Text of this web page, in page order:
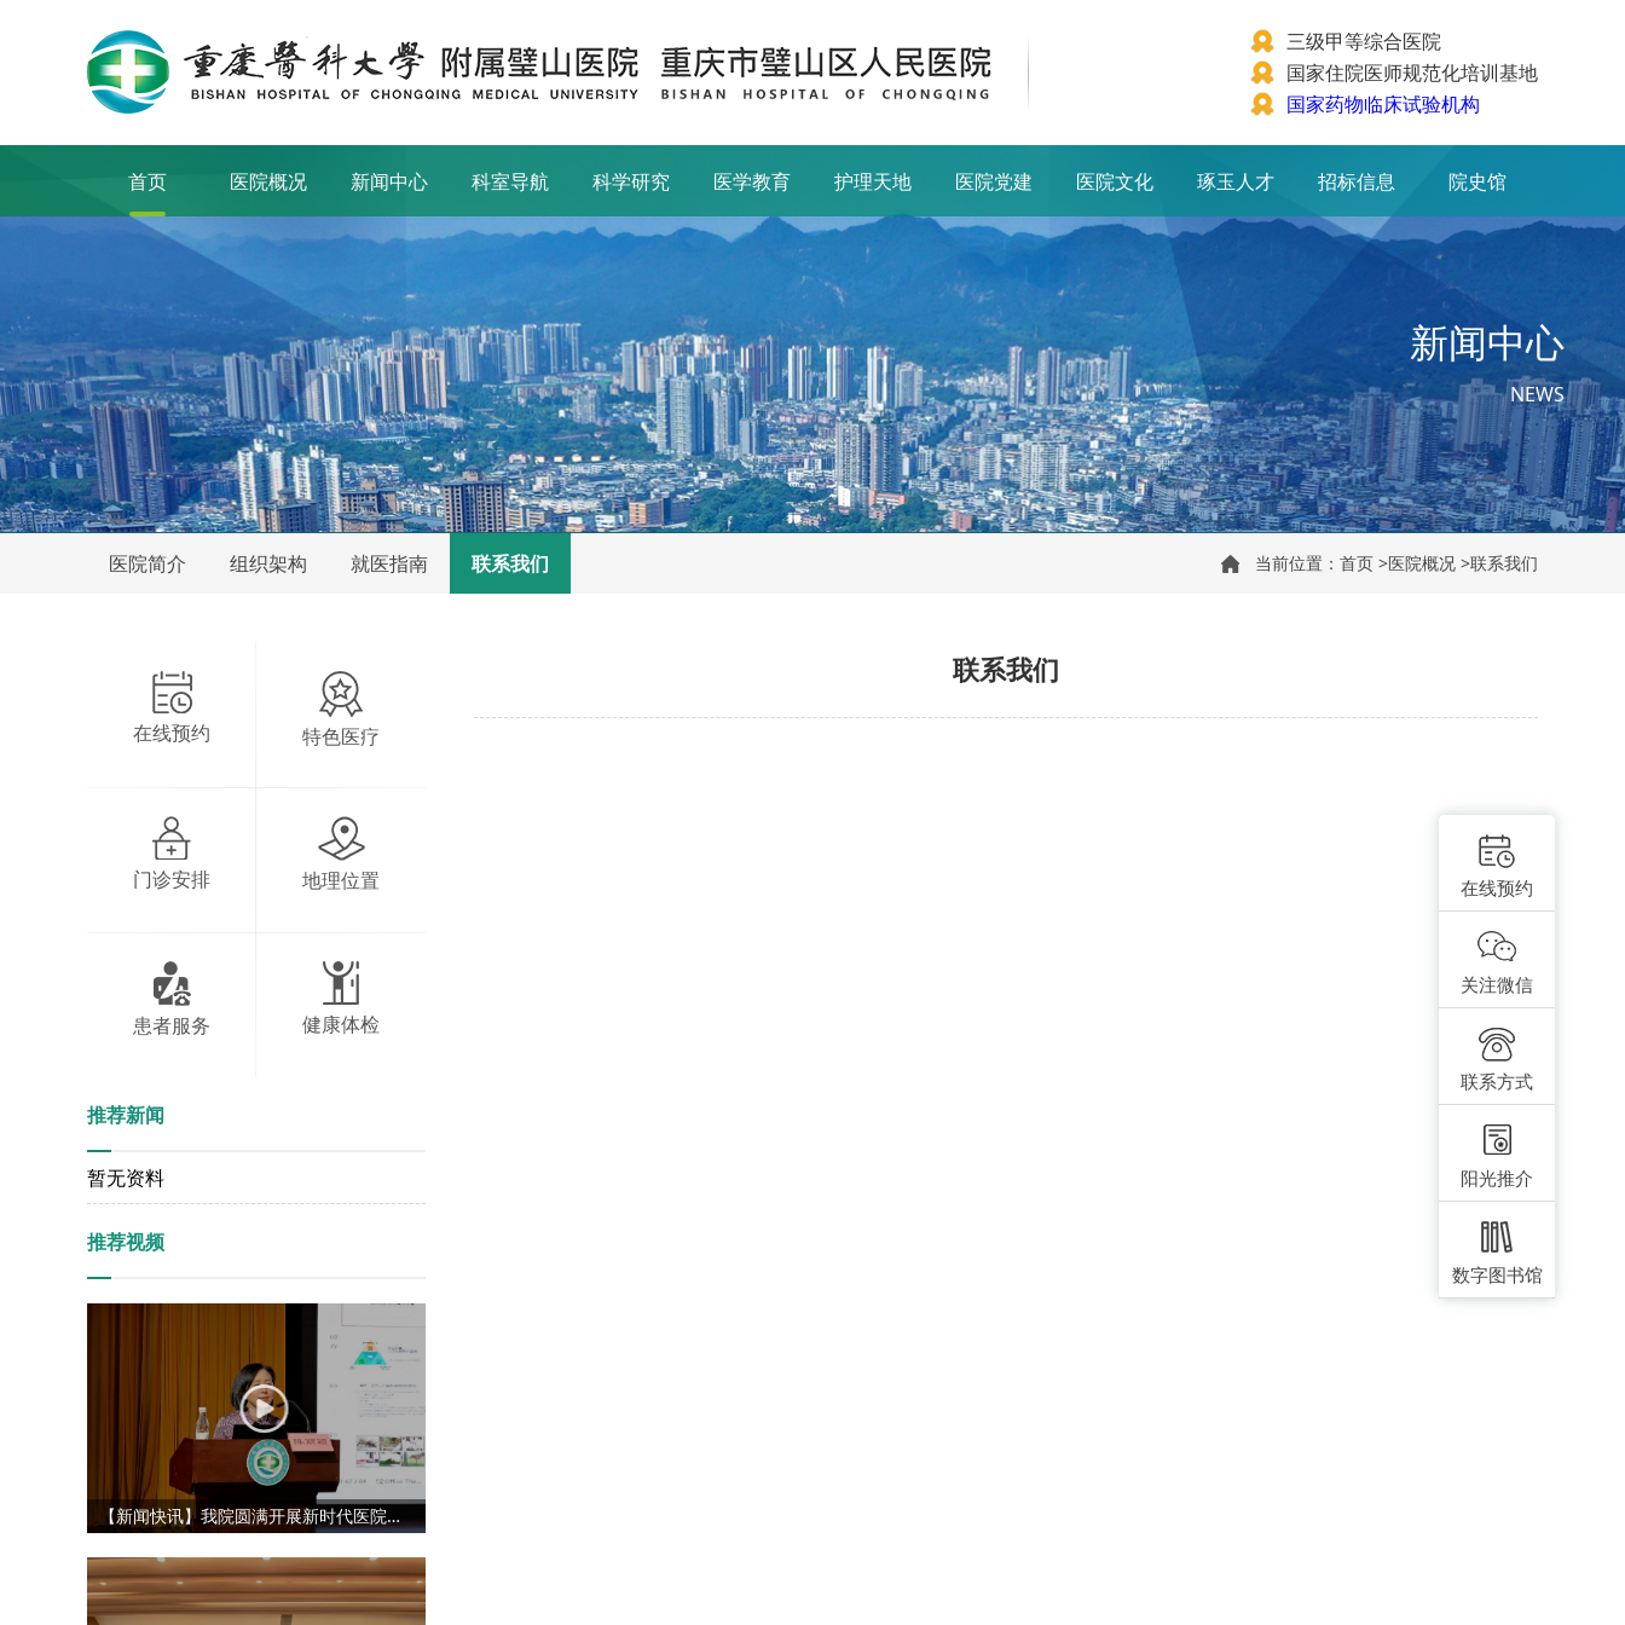
三级甲等综合医院
国家住院医师规范化培训基地
国家药物临床试验机构
首页 医院概况 新闻中心 科室导航 科学研究 医学教育 护理天地 医院党建 医院文化 琢玉人才 招标信息 院史馆
在线预约
关注微信
联系方式
阳光推介
数字图书馆
新闻中心
NEWS
医院简介 组织架构 就医指南 联系我们 当前位置： 首页 >医院概况 >联系我们
在线预约 特色医疗
门诊安排 地理位置
患者服务 健康体检
推荐新闻
暂无资料
推荐视频
【新闻快讯】我院圆满开展新时代医院管理能力提升专项培训
联系我们